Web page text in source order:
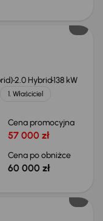
2.0 Hybrid138 kW
1. Właściciel
Cena promocyjna
57 000 zł
Cena po obniżce
60 000 zł